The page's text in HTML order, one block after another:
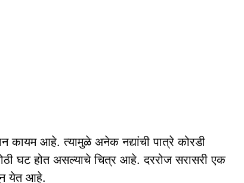
कायम आहे. त्यामुळे अनेक नद्यांची पात्रे कोरडी
घट होत असल्याचे चित्र आहे. दररोज सरासरी एक
येत आहे.